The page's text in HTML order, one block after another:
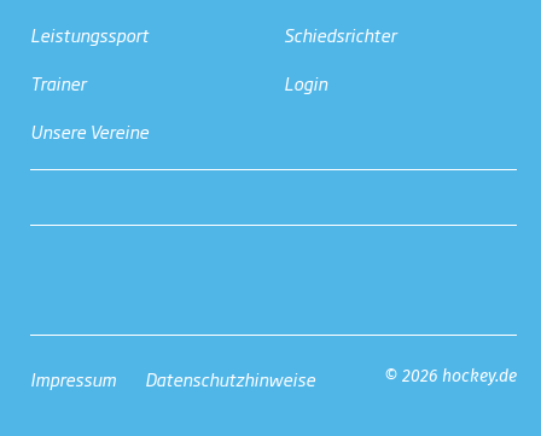
Leistungssport
Trainer
Unsere Vereine
Schiedsrichter
Login
Impressum Datenschutzhinweise © 2026 hockey.de